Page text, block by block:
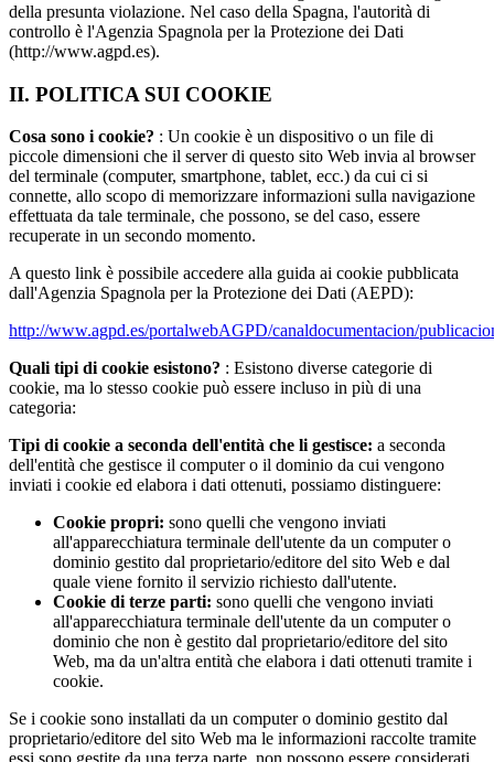
della presunta violazione. Nel caso della Spagna, l'autorità di
controllo è l'Agenzia Spagnola per la Protezione dei Dati
(http://www.agpd.es).
II. POLITICA SUI COOKIE
Cosa sono i cookie? : Un cookie è un dispositivo o un file di
piccole dimensioni che il server di questo sito Web invia al browser
del terminale (computer, smartphone, tablet, ecc.) da cui ci si
connette, allo scopo di memorizzare informazioni sulla navigazione
effettuata da tale terminale, che possono, se del caso, essere
recuperate in un secondo momento.
A questo link è possibile accedere alla guida ai cookie pubblicata
dall'Agenzia Spagnola per la Protezione dei Dati (AEPD):
http://www.agpd.es/portalwebAGPD/canaldocumentacion/
Quali tipi di cookie esistono? : Esistono diverse categorie di
cookie, ma lo stesso cookie può essere incluso in più di una
categoria:
Tipi di cookie a seconda dell'entità che li gestisce: a seconda
dell'entità che gestisce il computer o il dominio da cui vengono
inviati i cookie ed elabora i dati ottenuti, possiamo distinguere:
Cookie propri: sono quelli che vengono inviati
all'apparecchiatura terminale dell'utente da un computer o
dominio gestito dal proprietario/editore del sito Web e dal
quale viene fornito il servizio richiesto dall'utente.
Cookie di terze parti: sono quelli che vengono inviati
all'apparecchiatura terminale dell'utente da un computer o
dominio che non è gestito dal proprietario/editore del sito
Web, ma da un'altra entità che elabora i dati ottenuti tramite i
cookie.
Se i cookie sono installati da un computer o dominio gestito dal
proprietario/editore del sito Web ma le informazioni raccolte tramite